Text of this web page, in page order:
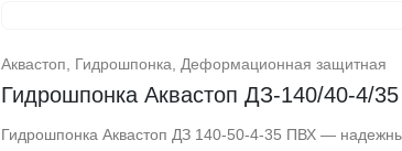
Аквастоп, Гидрошпонка, Деформационная защитная
Гидрошпонка Аквастоп ДЗ-140/40-4/
Гидрошпонка Аквастоп ДЗ 140-50-4-35 ПВХ —